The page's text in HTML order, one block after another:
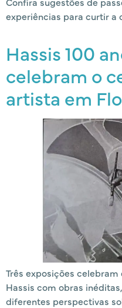
experiências para curtir a
Hassis 100
celebram o
artista em
Três exposições
Hassis com obras
diferentes perspectivas